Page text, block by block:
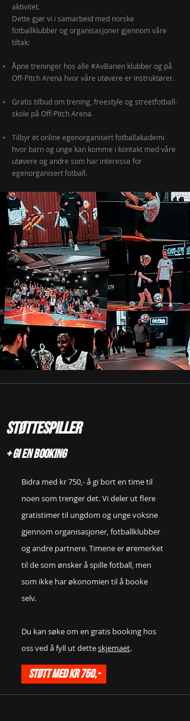
aktivitet.
Dette gjør vi i samarbeid med norske
fotballklubber og organisasjoner gjennom våre
tiltak:
Åpne treninger hos alle #AvBanen klubber og på
Off-Pitch Arena hvor våre utøvere er instruktører.
Gratis tilbud om trening, freestyle og streetfotball-
skole på Off-Pitch Arena.
Tilbyr et online egenorganisert fotballakademi
hvor barn og unge kan komme i kontakt med våre
utøvere og andre som har interesse for
egenorganisert fotball.
STØTTESPILLER
+ gi En booking
Bidra med kr 750,- å gi bort en time til
noen som trenger det. Vi deler ut flere
gratistimer til ungdom og unge voksne
gjennom organisasjoner, fotballklubber
og andre partnere. Timene er øremerket
til de som ønsker å spille fotball, men
som ikke har økonomien til å booke
selv.
Du kan søke om en gratis booking hos
oss ved å fyll ut detteskjemaet.
Støtt med kr 750,-